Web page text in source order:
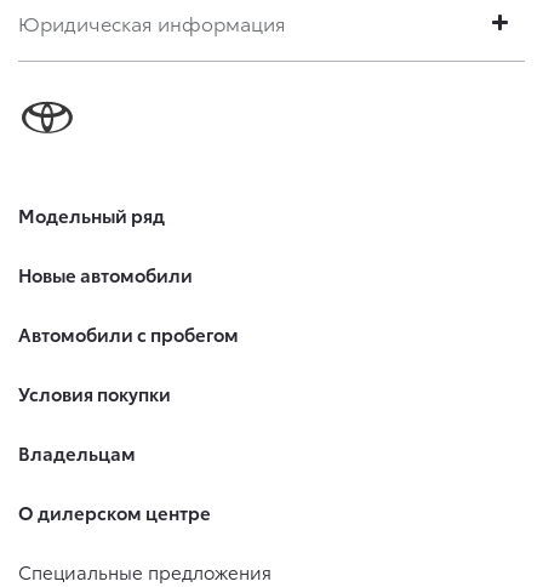
Юридическая информация
Модельный ряд
Новые автомобили
Автомобили с пробегом
Условия покупки
Владельцам
О дилерском центре
Специальные предложения